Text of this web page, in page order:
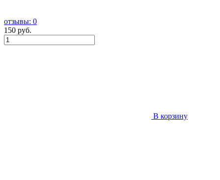
отзывы: 0
150 руб.
В корзину